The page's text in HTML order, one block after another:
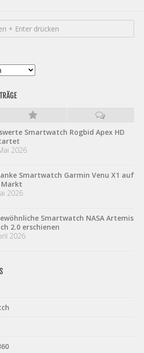
Smartwatch Rogbid Apex HD
2026
Smartwatch Garmin Venu X1 auf
Markt
2026
Smartwatch NASA Artemis
2.0 erschienen
2026